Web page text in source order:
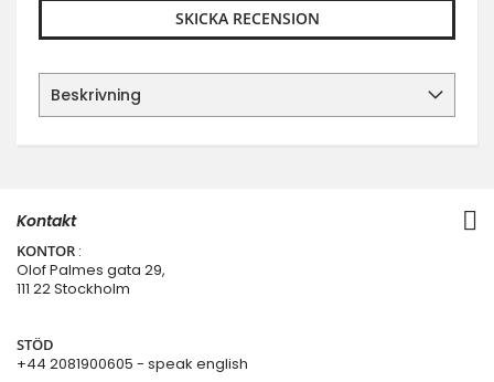
SKICKA RECENSION
Beskrivning
Kontakt
KONTOR :
Olof Palmes gata 29,
111 22 Stockholm
STÖD
+44 2081900605 - speak english